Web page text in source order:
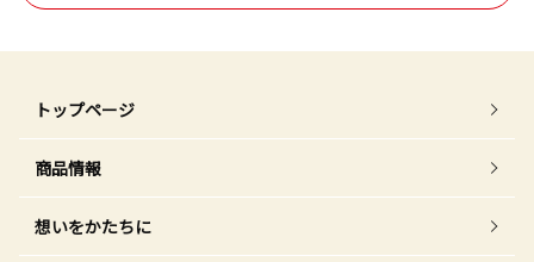
トップページ
商品情報
想いをかたちに